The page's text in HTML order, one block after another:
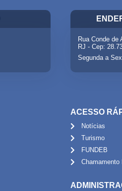
Rua Conde de
RJ - Cep:
Segunda a
ACESSO
Notícias
Turismo
FUNDEB
Chamamento